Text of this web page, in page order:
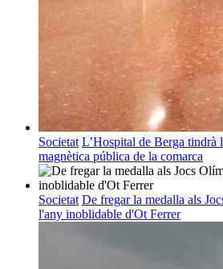
Societat L’Hospital de Berga tindrà
magnètica pública de la comarca
Societat De fregar la medalla als
l'any inoblidable d'Ot Ferrer